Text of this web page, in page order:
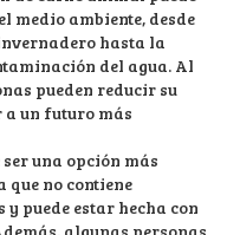
medio ambiente, desde
hasta la
del agua. Al
pueden reducir su
un futuro más
una opción más
que no contiene
puede estar hecha con
algunas personas